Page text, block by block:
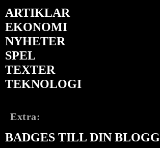
ARTIKLAR
EKONOMI
NYHETER
SPEL
TEXTER
TEKNOLOGI
Extra:
BADGES TILL DIN BLOGG